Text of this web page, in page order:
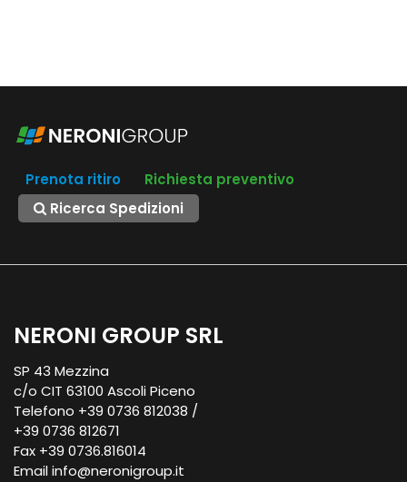
Prenota ritiro
Richiesta preventivo
Ricerca Spedizioni
NERONI GROUP SRL
SP 43 Mezzina
c/o CIT 63100 Ascoli Piceno
Telefono +39 0736 812038 /
+39 0736 812671
Fax +39 0736.816014
Emailinfo@neronigroup.it